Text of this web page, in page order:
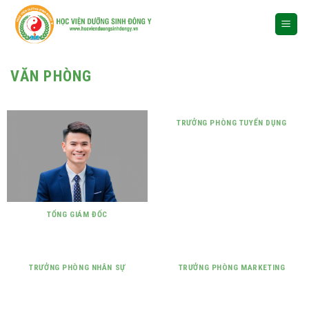
content
VĂN PHÒNG
TỔNG GIÁM ĐỐC
TRƯỞNG PHÒNG TUYỂN DỤNG
TRƯỞNG PHÒNG NHÂN SỰ TRƯỞNG PHÒNG MARKETING